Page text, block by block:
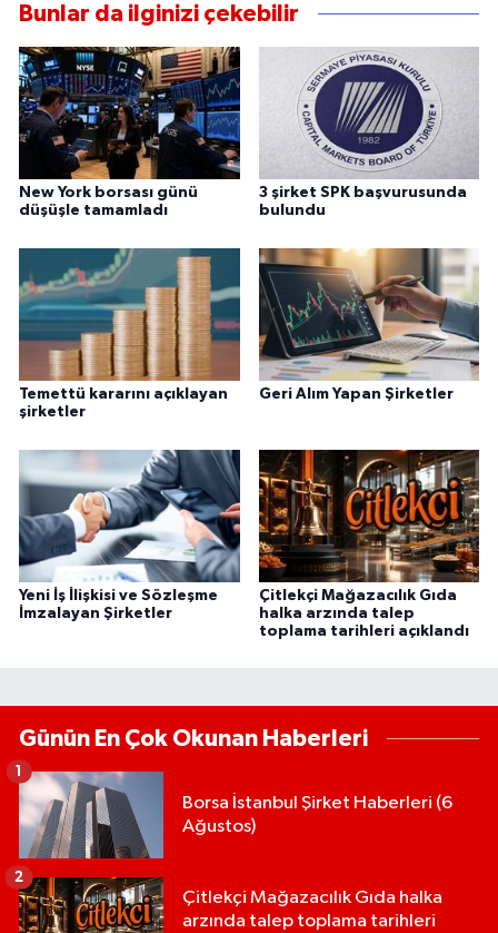
Bunlar da ilginizi çekebilir
New York borsası günü
düşüşle tamamladı
3 şirket SPK başvurusunda
bulundu
Temettü kararını açıklayan
şirketler
Geri Alım Yapan Şirketler
Yeni İş İlişkisi ve Sözleşme
İmzalayan Şirketler
Çitlekçi Mağazacılık Gıda
halka arzında talep
toplama tarihleri açıklandı
Günün En Çok Okunan Haberleri
Borsa İstanbul Şirket Haberleri (6
Ağustos)
1
Çitlekçi Mağazacılık Gıda halka
arzında talep toplama tarihleri
2